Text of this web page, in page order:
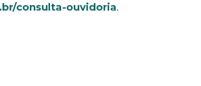
consulta-ouvidoria.